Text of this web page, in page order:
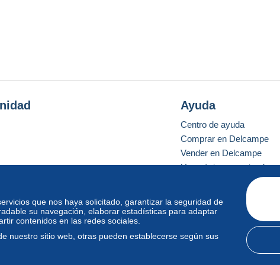
que nos haya solicitado, garantizar la seguridad de
su navegación, elaborar estadísticas para adaptar
contenidos en las redes sociales.
nuestro sitio web, otras pueden establecerse según sus
Ayuda
Centro de ayuda
Comprar en Delcampe
Vender en Delcampe
Una página securizada
estándar